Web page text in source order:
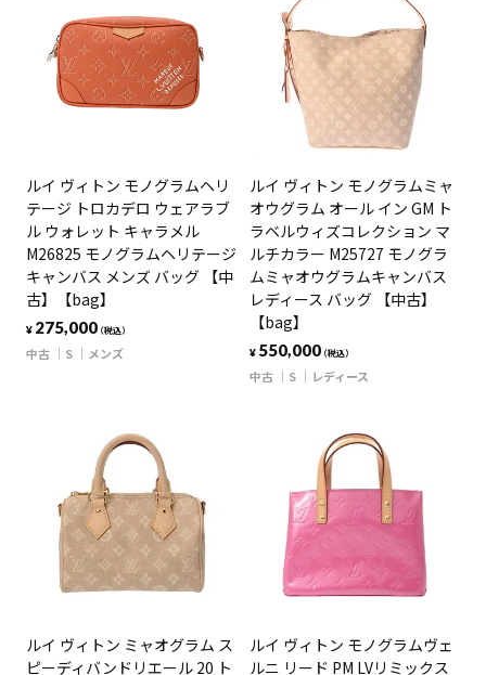
ルイ ヴィトン モノグラムヘリ
テージ トロカデロ ウェアラブ
ル ウォレット キャラメル
M26825 モノグラムヘリテージ
キャンバス メンズ バッグ 【中
古】【bag】
¥ 275,000（税込）
中古 S メンズ
ルイ ヴィトン モノグラムミャ
オウグラム オール イン GM ト
ラベルウィズコレクション マ
ルチカラー M25727 モノグラ
ムミャオウグラムキャンバス
レディース バッグ 【中古】
【bag】
¥ 550,000（税込）
中古 S レディース
ルイ ヴィトン ミャオグラム ス
ピーディバンドリエール 20 ト
ルイ ヴィトン モノグラムヴェ
ルニ リード PM LVリミックス